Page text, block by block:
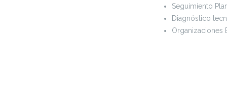
Seguimiento
Diagnóstico
Organizaciones